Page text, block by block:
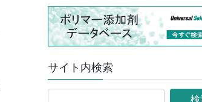
サイト内検索